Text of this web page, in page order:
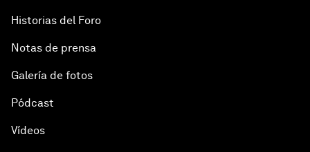
Historias del Foro
Notas de prensa
Galería de fotos
Pódcast
Vídeos